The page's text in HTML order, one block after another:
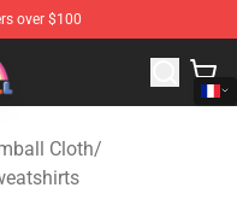
over $100
Store - Official The
Cloth/